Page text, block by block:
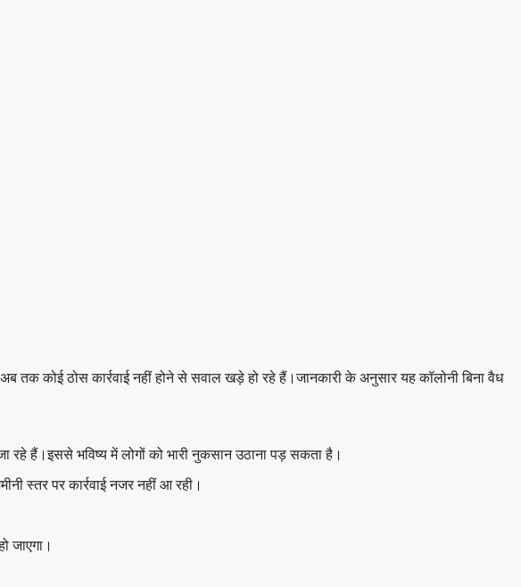
तक कोई ठोस कार्रवाई नहीं होने से सवाल खड़े हो रहे हैं।जानकारी के अनुसार यह कॉलोनी बिना वैध
हैं।इससे भविष्य में लोगों को भारी नुकसान उठाना पड़ सकता है।
स्तर पर कार्रवाई नजर नहीं आ रही।
जाएगा।